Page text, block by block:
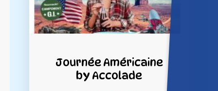
Journée Américaine
by Accolade